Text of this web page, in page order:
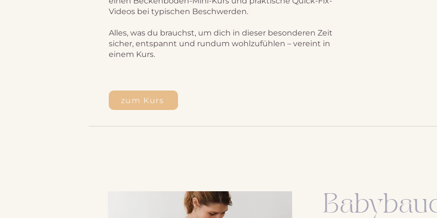
Videos bei typischen Beschwerden.
Alles, was du brauchst, um dich in dieser besonderen Zeit
sicher, entspannt und rundum wohlzufühlen – vereint in
einem Kurs.
zum Kurs